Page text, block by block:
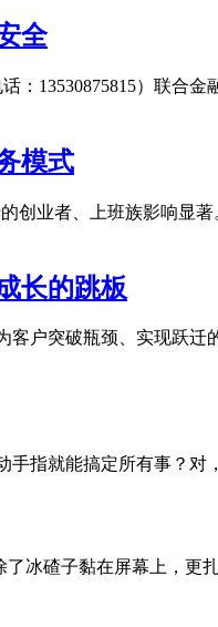
全
13530875815）联合
模式
业者、上班族影响显
长的跳板
户突破瓶颈、实现跃
指就能搞定所有事？
冰碴子黏在屏幕上，